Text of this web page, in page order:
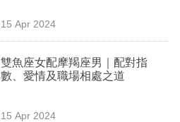
15 Apr 2024
雙魚座女配摩羯座男｜配對指
數、愛情及職場相處之道
15 Apr 2024